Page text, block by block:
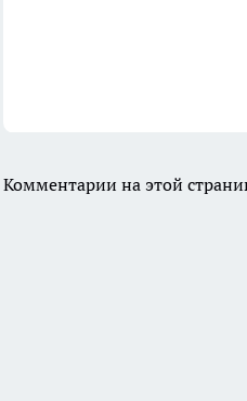
Комментарии на этой